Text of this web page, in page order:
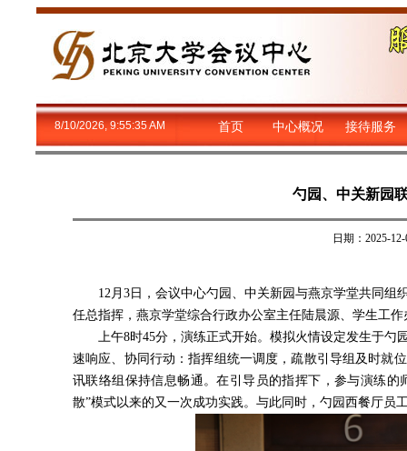
8/10/2026, 9:55:36 AM 首页 中心概况 接待服务
勺园、中关新园
日期：2025-
12月3日，会议中心勺园、中关新园与燕京学堂共同
任总指挥，燕京学堂综合行政办公室主任陆晨源、学生工
上午8时45分，演练正式开始。模拟火情设定发生于
速响应、协同行动：指挥组统一调度，疏散引导组及时就
讯联络组保持信息畅通。在引导员的指挥下，参与演练
散”模式以来的又一次成功实践。与此同时，勺园西餐厅员